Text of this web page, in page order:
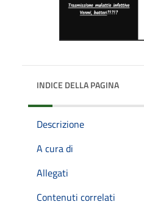
INDICE DELLA PAGINA
Descrizione
A cura di
Allegati
Contenuti correlati